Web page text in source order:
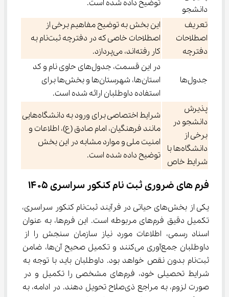
دانشجو
توضیح داده شده است.
تعریف
اصطلاحات
دفترچه
این بخش به توضیح مفاهیم برخی از
اصطلاحات خاصی که در دفترچه ثبت‌نام به
کار رفته‌اند، می‌پردازد.
جدول‌ها
در این قسمت، جدول‌های حاوی نام و کد
استان‌ها، شهرستان‌ها و بخش‌ها برای
استفاده داوطلبان ارائه شده است.
پذیرش
دانشجو در
برخی از
دانشگاه‌ها با
شرایط خاص
شرایط اختصاصی برای ورود به دانشگاه‌هایی
مانند فرهنگیان، امام صادق (ع)، اطلاعات و
امنیت ملی و موارد مشابه در این بخش
توضیح داده شده است.
فرم‌ های ضروری ثبت ‌نام کنکور سراسری ۱۴۰۵
یکی از بخش‌های حیاتی در فرآیند ثبت‌نام کنکور سراسری،
تکمیل دقیق فرم‌های مربوطه است. این فرم‌ها، به عنوان
اسناد رسمی، اطلاعات مورد نیاز سازمان سنجش را از
داوطلبان جمع‌آوری می‌کنند و تکمیل صحیح آن‌ها، ضامن
ثبت‌نام بدون نقص خواهد بود. داوطلبان باید با توجه به
شرایط تحصیلی خود، فرم‌های مشخصی را تکمیل و در
صورت لزوم، به مراجع ذی‌صلاح تحویل دهند. در ادامه، به